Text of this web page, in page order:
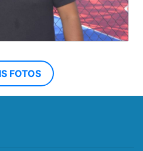
FOTOS